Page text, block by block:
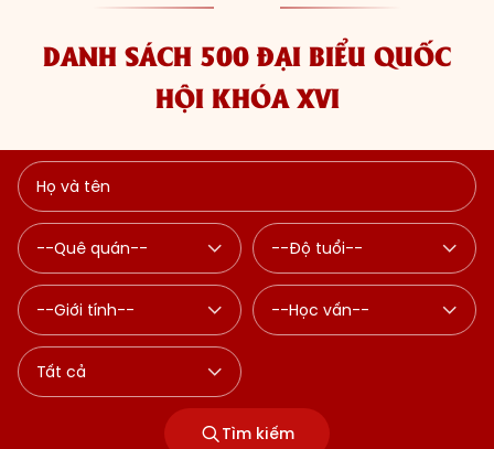
DANH SÁCH 500 ĐẠI BIỂU QUỐC
HỘI KHÓA XVI
Tìm kiếm